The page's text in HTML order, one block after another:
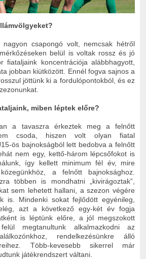
nagyon csapongó volt, nemcsak hétről
belül is voltak rossz és jó
fiataljaink koncentrációja alábbhagyott,
jobban kiütközött. Ennél fogva sajnos a
jöttünk ki a fordulópontokból, és ez
miben léptek előre?
a tavaszra érkeztek meg a felnőtt
csoda, hiszen volt olyan fiatal
ös bajnokságból lett bedobva a felnőtt
nem egy, kettő-három lépcsőfokot is
így kellett minimum fél év, mire
a felnőtt bajnoksághoz.
többen is mondhatni „kivirágoztak”,
sem lehetett hallani, a szezon végére
is. Mindenki sokat fejlődött egyénileg,
azt a következő egy-két év fogja
is léptünk előre, a jól megszokott
felül megtanultunk alkalmazkodni az
rendelkezésünkre álló
Több-kevesebb sikerrel már
játékrendszert váltani.